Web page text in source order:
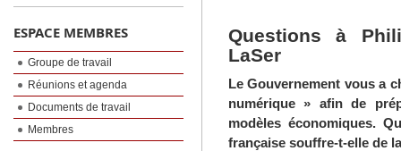
Questions à
LaSer
Le Gouvernement vous a
numérique » afin de
modèles économiques.
française souffre-t-elle de
ESPACE MEMBRES
Groupe de travail
Réunions et agenda
Documents de travail
Membres